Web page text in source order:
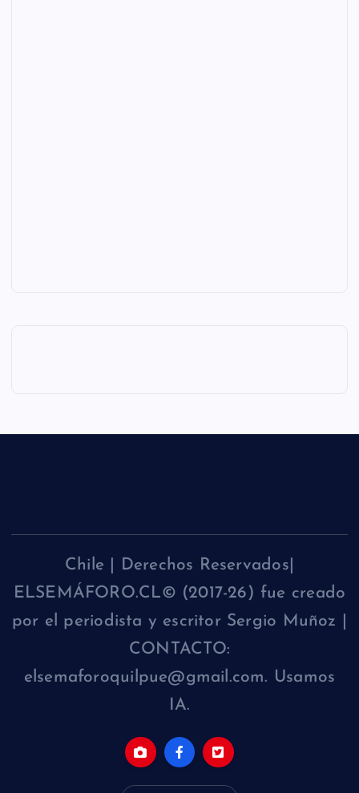
Chile | Derechos Reservados|
ELSEMÁFORO.CL© (2017-26) fue creado
por el periodista y escritor Sergio Muñoz |
CONTACTO:
elsemaforoquilpue@gmail.com. Usamos
IA.